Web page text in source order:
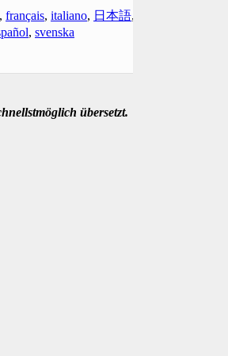
, français, italiano, 日本語,
, svenska
übersetzt.